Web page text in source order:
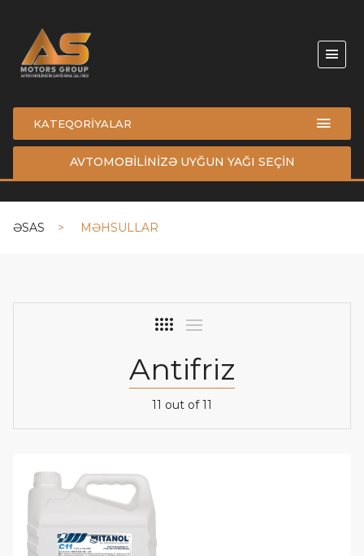
KATEQORİYALAR
AVTOMOBİLİNİZƏ UYĞUN YAĞI SEÇİN
ƏSAS MƏHSULLAR
Antifriz
11 out of 11